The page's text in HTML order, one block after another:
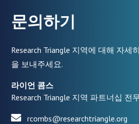
문의하기
Research Triangle 지역에 대해 자세
을 보내주세요.
라이언 콤스
Research Triangle 지역 파트너십 전
rcombs@researchtriangle.org